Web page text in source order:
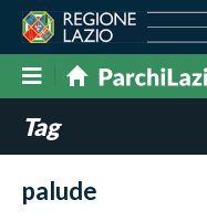
Tag
palude